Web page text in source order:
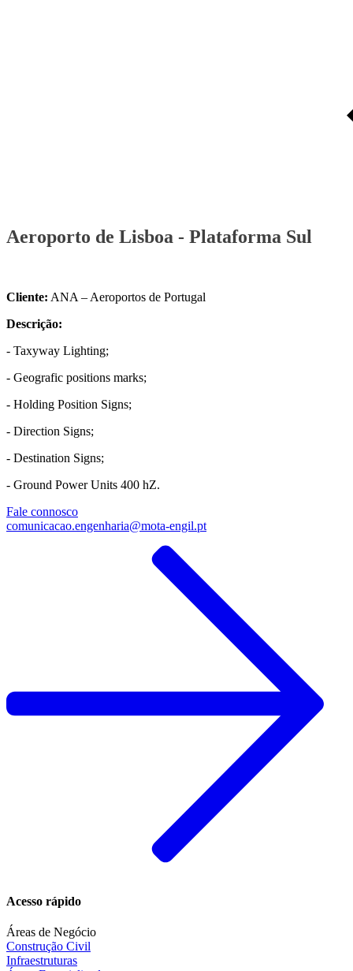
Aeroporto de Lisboa - Plataforma Sul
Cliente: ANA – Aeroportos de Portugal​
Descrição:
- Taxyway Lighting;​
- Geografic positions marks;​
- Holding Position Signs;​
- Direction Signs;​
- Destination Signs;​
- Ground Power Units 400 hZ.
Fale connosco
comunicacao.engenharia@mota-engil.pt
Acesso rápido
Áreas de Negócio
Construção Civil
Infraestruturas